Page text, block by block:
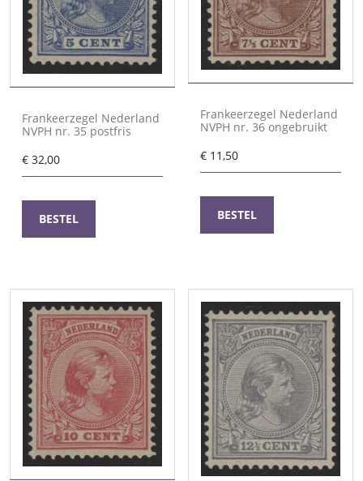
Frankeerzegel Nederland
NVPH nr. 35 postfris
€ 32,00
BESTEL
Frankeerzegel Nederland
NVPH nr. 36 ongebruikt
€ 11,50
BESTEL